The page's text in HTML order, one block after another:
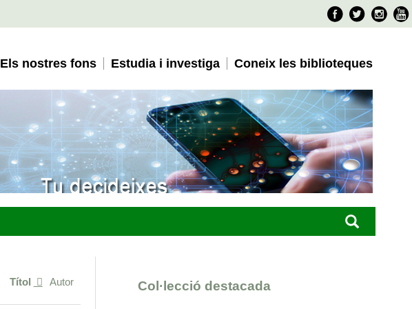
Twitter
Els nostres fons Estudia i investiga Coneix les biblioteques
Títol Autor Col·lecció destacada